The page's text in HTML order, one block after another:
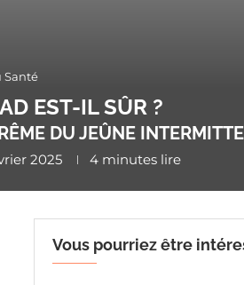
Santé
EST-IL SÛR ?
DU JEÛNE
2025 4 minutes lire
Vous pourriez être